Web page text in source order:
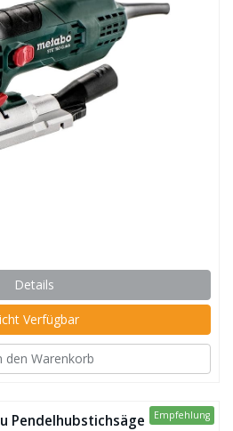
Details
Verfügbar
den Warenkorb
Empfehlung
Pendelhubstichsäge